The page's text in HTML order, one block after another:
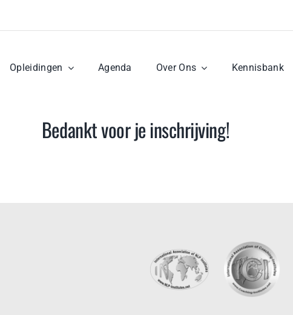
Opleidingen Agenda Over Ons Kennisbank
Bedankt voor je inschrijving!